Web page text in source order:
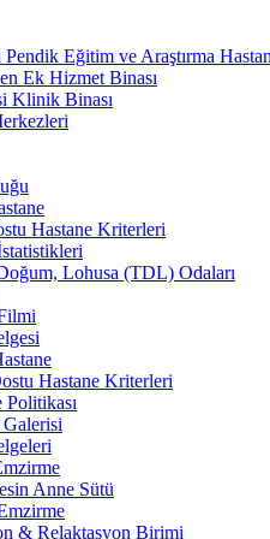
Eğitim ve Araştırma
Ek Hizmet Binası
Klinik Binası
Hastane Kriterleri
Lohusa (TDL) Odaları
Hastane Kriterleri
Anne Sütü
& Relaktasyon Birimi